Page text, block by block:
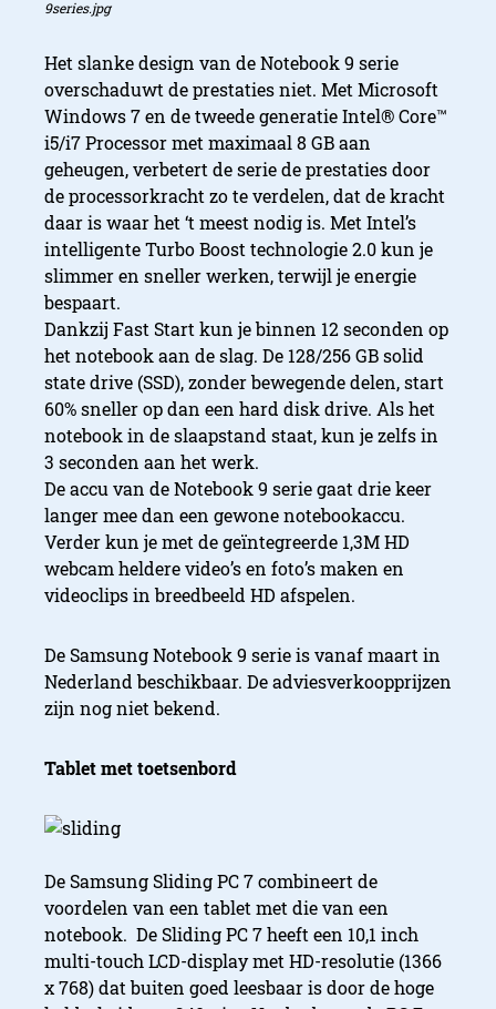
9series.jpg
Het slanke design van de Notebook 9 serie
overschaduwt de prestaties niet. Met Microsoft
Windows 7 en de tweede generatie Intel® Core™
i5/i7 Processor met maximaal 8 GB aan
geheugen, verbetert de serie de prestaties door
de processorkracht zo te verdelen, dat de kracht
daar is waar het ‘t meest nodig is. Met Intel’s
intelligente Turbo Boost technologie 2.0 kun je
slimmer en sneller werken, terwijl je energie
bespaart.
Dankzij Fast Start kun je binnen 12 seconden op
het notebook aan de slag. De 128/256 GB solid
state drive (SSD), zonder bewegende delen, start
60% sneller op dan een hard disk drive. Als het
notebook in de slaapstand staat, kun je zelfs in
3 seconden aan het werk.
De accu van de Notebook 9 serie gaat drie keer
langer mee dan een gewone notebookaccu.
Verder kun je met de geïntegreerde 1,3M HD
webcam heldere video’s en foto’s maken en
videoclips in breedbeeld HD afspelen.
De Samsung Notebook 9 serie is vanaf maart in
Nederland beschikbaar. De adviesverkoopprijzen
zijn nog niet bekend.
Tablet met toetsenbord
De Samsung Sliding PC 7 combineert de
voordelen van een tablet met die van een
notebook. De Sliding PC 7 heeft een 10,1 inch
multi-touch LCD-display met HD-resolutie (1366
x 768) dat buiten goed leesbaar is door de hoge